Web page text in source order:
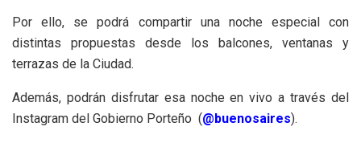
Por ello, se podrá compartir una noche especial con
distintas propuestas desde los balcones, ventanas y
terrazas de la Ciudad.
Además, podrán disfrutar esa noche en vivo a través del
Instagram del Gobierno Porteño (@buenosaires).